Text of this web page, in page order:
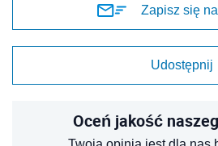
Zapisz się
Udostępnij
Oceń jakość